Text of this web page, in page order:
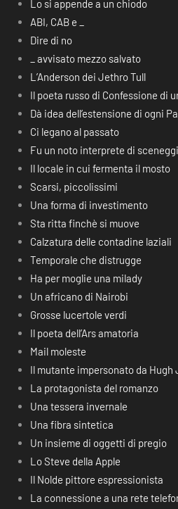
Lo si appende a un chiodo
ABI, CAB e _
Dire di no
_ avvisato mezzo salvato
L’Anderson dei Jethro Tull
Il poeta russo di Confessione di
Dà idea dell’estensione di ogni
Ci legano al passato
Fu un noto interprete di
Il locale in cui fermenta il mosto
Scarsi, piccolissimi
Una forma di investimento
Sta ritta finchè si muove
Calzatura delle contadine laziali
Temporale che distrugge
Ha per moglie una milady
Un africano di Nairobi
Grosse lucertole verdi
Il poeta dell’Ars amatoria
Mail moleste
Il mutante impersonato da Hugh
La protagonista del romanzo
Una tessera invernale
Una fibra sintetica
Un insieme di oggetti di pregio
Lo Steve della Apple
Il Nolde pittore espressionista
La connessione a una rete